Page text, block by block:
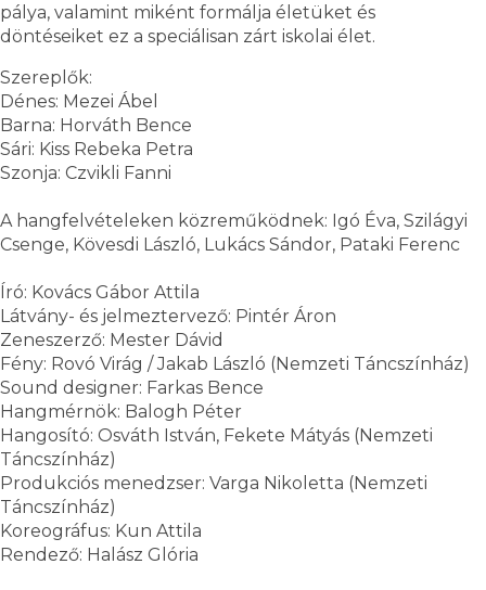
pálya, valamint miként formálja életüket és
döntéseiket ez a speciálisan zárt iskolai élet.
Szereplők:
Dénes: Mezei Ábel
Barna: Horváth Bence
Sári: Kiss Rebeka Petra
Szonja: Czvikli Fanni
A hangfelvételeken közreműködnek: Igó Éva, Szilágyi
Csenge, Kövesdi László, Lukács Sándor, Pataki Ferenc
Író: Kovács Gábor Attila
Látvány- és jelmeztervező: Pintér Áron
Zeneszerző: Mester Dávid
Fény: Rovó Virág / Jakab László (Nemzeti Táncszínház)
Sound designer: Farkas Bence
Hangmérnök: Balogh Péter
Hangosító: Osváth István, Fekete Mátyás (Nemzeti
Táncszínház)
Produkciós menedzser: Varga Nikoletta (Nemzeti
Táncszínház)
Koreográfus: Kun Attila
Rendező: Halász Glória